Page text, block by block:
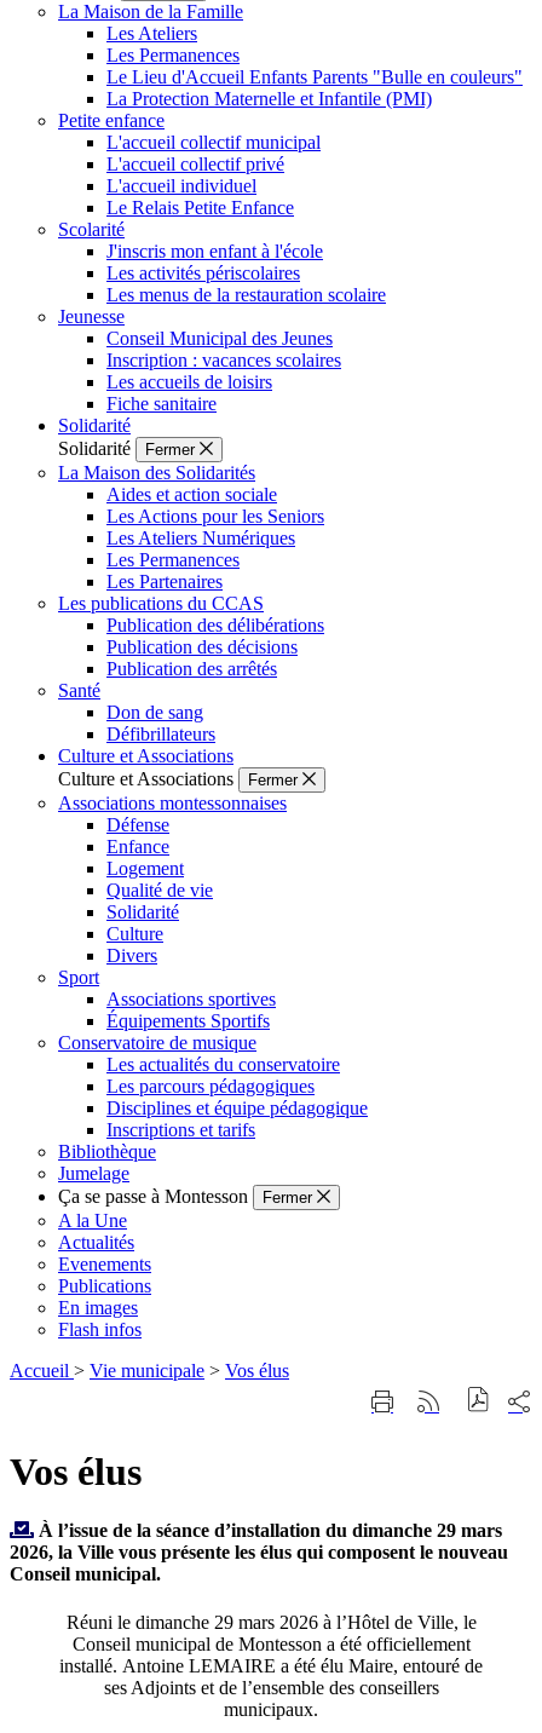
La Maison de la Famille
Les Ateliers
Les Permanences
Le Lieu d'Accueil Enfants Parents "Bulle en couleurs"
La Protection Maternelle et Infantile (PMI)
Petite enfance
L'accueil collectif municipal
L'accueil collectif privé
L'accueil individuel
Le Relais Petite Enfance
Scolarité
J'inscris mon enfant à l'école
Les activités périscolaires
Les menus de la restauration scolaire
Jeunesse
Conseil Municipal des Jeunes
Inscription : vacances scolaires
Les accueils de loisirs
Fiche sanitaire
Solidarité
Solidarité
Fermer
La Maison des Solidarités
Aides et action sociale
Les Actions pour les Seniors
Les Ateliers Numériques
Les Permanences
Les Partenaires
Les publications du CCAS
Publication des délibérations
Publication des décisions
Publication des arrêtés
Santé
Don de sang
Défibrillateurs
Culture et Associations
Culture et Associations
Fermer
Associations montessonnaises
Défense
Enfance
Logement
Qualité de vie
Solidarité
Culture
Divers
Sport
Associations sportives
Équipements Sportifs
Conservatoire de musique
Les actualités du conservatoire
Les parcours pédagogiques
Disciplines et équipe pédagogique
Inscriptions et tarifs
Bibliothèque
Jumelage
Ça se passe à Montesson
Fermer
A la Une
Actualités
Evenements
Publications
En images
Flash infos
Accueil > Vie municipale > Vos élus
ImprimerGénérer
sur
Vos élus
À l’issue de la séance d’installation du dimanche 29 mars
2026, la Ville vous présente les élus qui composent le nouveau
Conseil municipal.
Réuni le dimanche 29 mars 2026 à l’Hôtel de Ville, le
Conseil municipal de Montesson a été officiellement
installé. Antoine LEMAIRE a été élu Maire, entouré de
ses Adjoints et de l’ensemble des conseillers
municipaux.